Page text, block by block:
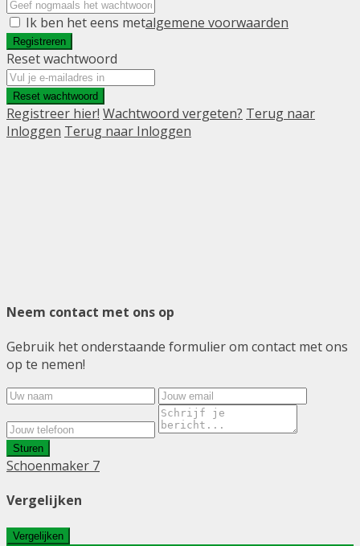
Ik ben het eens metalgemene voorwaarden
Registreren
Reset wachtwoord
Reset wachtwoord
Registreer hier! Wachtwoord vergeten? Terug naar
Inloggen Terug naar Inloggen
Neem contact met ons op
Gebruik het onderstaande formulier om contact met ons
op te nemen!
Sturen
Schoenmaker 7
Vergelijken
Vergelijken